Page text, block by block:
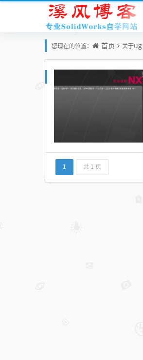
您现在的位置： 首页 关于
1 共 1 页